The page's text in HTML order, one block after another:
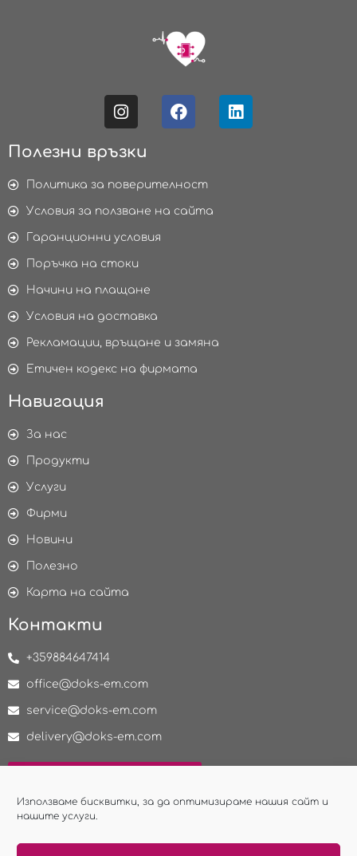
Използваме бисквитки, за да оптимизираме нашия сайт и
нашите услуги.
Полезни връзки
Политика за поверителност
Условия за ползване на сайта
Гаранционни условия
Поръчка на стоки
Начини на плащане
Условия на доставка
Рекламации, връщане и замяна
Етичен кодекс на фирмата
Навигация
За нас
Продукти
Услуги
Фирми
Новини
Полезно
Карта на сайта
Контакти
+359884647414
office@doks-em.com
service@doks-em.com
delivery@doks-em.com